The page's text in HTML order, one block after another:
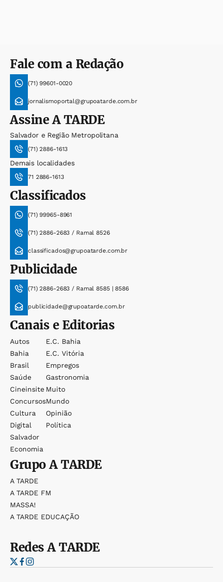
Fale com a Redação
(71) 99601-0020
jornalismoportal@grupoatarde.com.br
AssineA TARDE
Salvador e Região Metropolitana
(71) 2886-1613
Demais localidades
71 2886-1613
Classificados
(71) 99965-8961
(71) 2886-2683 / Ramal 8526
classificados@grupoatarde.com.br
Publicidade
(71) 2886-2683 / Ramal 8585 | 8586
publicidade@grupoatarde.com.br
Canais e Editorias
Autos
Bahia
Brasil
Saúde
Cineinsite
Concursos
Cultura
Digital
Salvador
Economia
E.c. Bahia
E.c. Vitória
Empregos
Gastronomia
Muito
Mundo
Opinião
Política
GrupoA TARDE
A TARDE
A TARDE FM
MASSA!
A TARDE EDUCAÇÃO
RedesA TARDE